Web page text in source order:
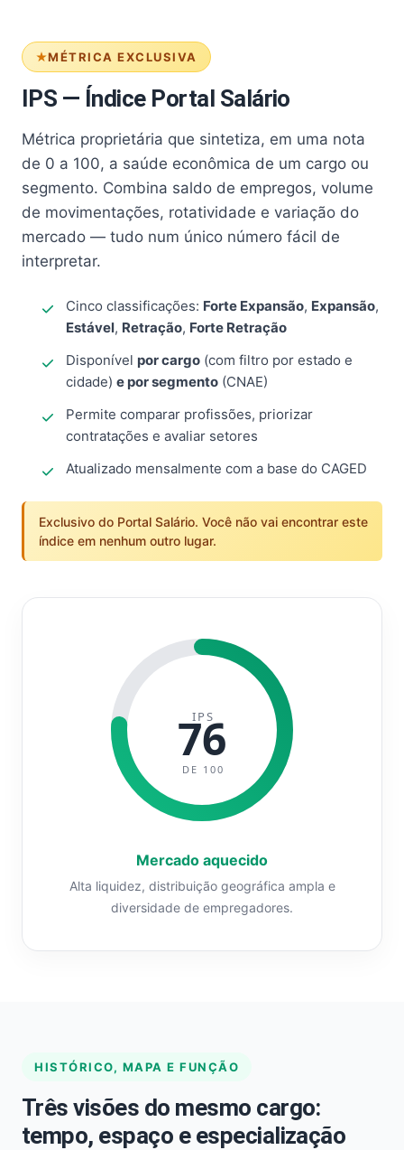
MÉTRICA EXCLUSIVA
IPS — Índice Portal Salário
Métrica proprietária que sintetiza, em uma nota
de 0 a 100, a saúde econômica de um cargo ou
segmento. Combina saldo de empregos, volume
de movimentações, rotatividade e variação do
mercado — tudo num único número fácil de
interpretar.
Cinco classificações: Forte Expansão, Expansão,
Estável, Retração, Forte Retração
Disponível por cargo (com filtro por estado e
cidade) e por segmento (CNAE)
Permite comparar profissões, priorizar
contratações e avaliar setores
Atualizado mensalmente com a base do CAGED
Exclusivo do Portal Salário. Você não vai encontrar este
índice em nenhum outro lugar.
IPS
76
DE 100
Mercado aquecido
Alta liquidez, distribuição geográfica ampla e
diversidade de empregadores.
HISTÓRICO, MAPA E FUNÇÃO
Três visões do mesmo cargo:
tempo, espaço e especialização